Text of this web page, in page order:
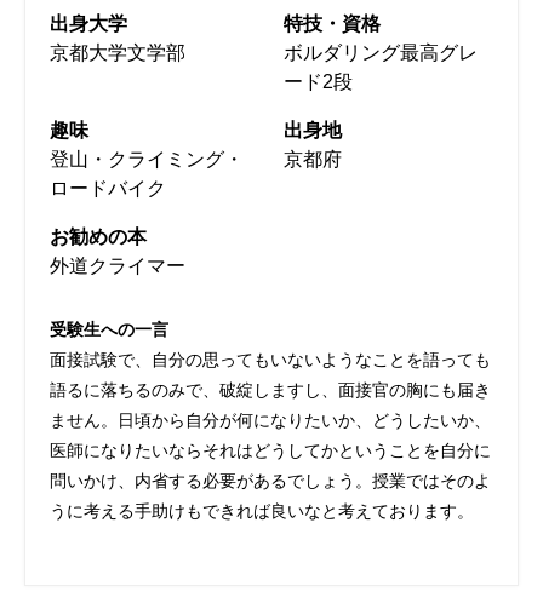
出身大学
京都大学文学部
特技・資格
ボルダリング最高グレ
ード2段
趣味
登山・クライミング・
ロードバイク
出身地
京都府
お勧めの本
外道クライマー
受験生への一言
面接試験で、自分の思ってもいないようなことを語っても
語るに落ちるのみで、破綻しますし、面接官の胸にも届き
ません。日頃から自分が何になりたいか、どうしたいか、
医師になりたいならそれはどうしてかということを自分に
問いかけ、内省する必要があるでしょう。授業ではそのよ
うに考える手助けもできれば良いなと考えております。